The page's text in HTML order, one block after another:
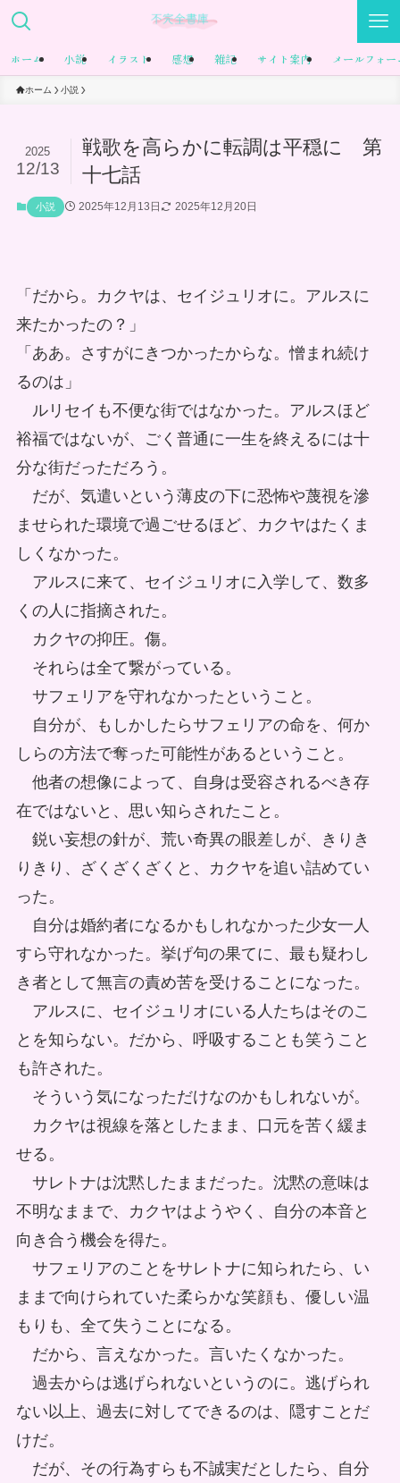
ホーム 小説 イラスト 感想 雑記 サイト案内 メールフォー
ホーム 小説
戦歌を高らかに転調は平穏に 第
十七話
2025
12/13
小説 2025年12月13日 2025年12月20日
「だから。カクヤは、セイジュリオに。アルスに
来たかったの？」
「ああ。さすがにきつかったからな。憎まれ続け
るのは」
ルリセイも不便な街ではなかった。アルスほど
裕福ではないが、ごく普通に一生を終えるには十
分な街だっただろう。
だが、気遣いという薄皮の下に恐怖や蔑視を滲
ませられた環境で過ごせるほど、カクヤはたくま
しくなかった。
アルスに来て、セイジュリオに入学して、数多
くの人に指摘された。
カクヤの抑圧。傷。
それらは全て繋がっている。
サフェリアを守れなかったということ。
自分が、もしかしたらサフェリアの命を、何か
しらの方法で奪った可能性があるということ。
他者の想像によって、自身は受容されるべき存
在ではないと、思い知らされたこと。
鋭い妄想の針が、荒い奇異の眼差しが、きりき
りきり、ざくざくざくと、カクヤを追い詰めてい
った。
自分は婚約者になるかもしれなかった少女一人
すら守れなかった。挙げ句の果てに、最も疑わし
き者として無言の責め苦を受けることになった。
アルスに、セイジュリオにいる人たちはそのこ
とを知らない。だから、呼吸することも笑うこと
も許された。
そういう気になっただけなのかもしれないが。
カクヤは視線を落としたまま、口元を苦く緩ま
せる。
サレトナは沈黙したままだった。沈黙の意味は
不明なままで、カクヤはようやく、自分の本音と
向き合う機会を得た。
サフェリアのことをサレトナに知られたら、い
ままで向けられていた柔らかな笑顔も、優しい温
もりも、全て失うことになる。
だから、言えなかった。言いたくなかった。
過去からは逃げられないというのに。逃げられ
ない以上、過去に対してできるのは、隠すことだ
けだ。
だが、その行為すらも不誠実だとしたら、自分